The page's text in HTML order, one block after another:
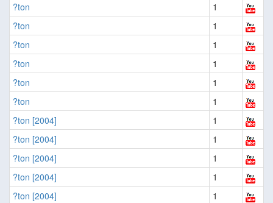
?ton
1
?ton
1
?ton
1
?ton
1
?ton
1
?ton
1
?ton [2004]
1
?ton [2004]
1
?ton [2004]
1
?ton [2004]
1
?ton [2004]
1